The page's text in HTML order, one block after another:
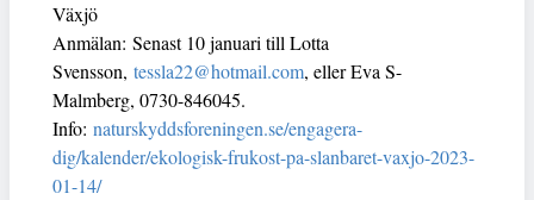
Växjö
Anmälan: Senast 10 januari till Lotta
Svensson, tessla22@hotmail.com, eller Eva S-
Malmberg, 0730-846045.
Info: naturskyddsforeningen.se/engagera-
dig/kalender/ekologisk-frukost-pa-slanbaret-vaxjo-2023-
01-14/